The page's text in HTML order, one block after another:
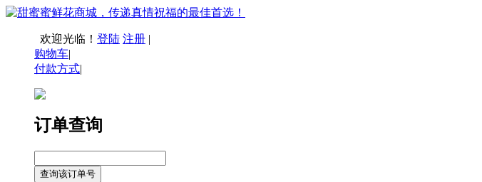
欢迎光临！ 登陆 注册 |
购物车|
付款方式|
订单查询